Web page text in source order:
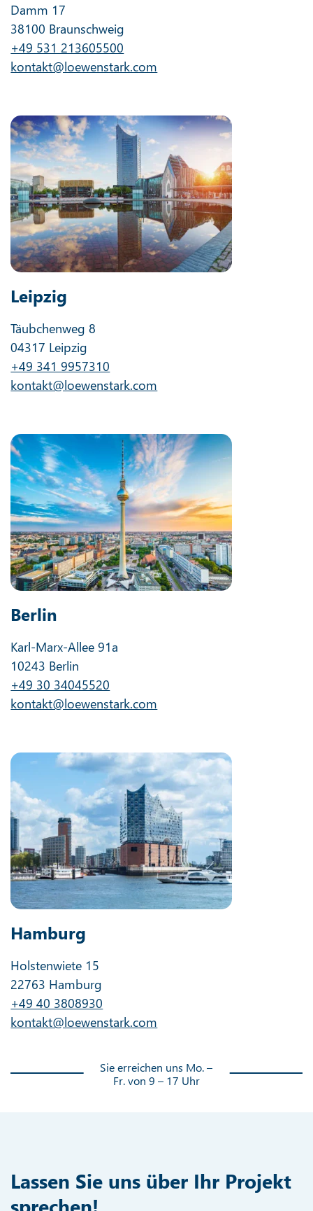
Damm 17
38100 Braunschweig
+49 531 213605500
kontakt@loewenstark.com
Leipzig
Täubchenweg 8
04317 Leipzig
+49 341 9957310
kontakt@loewenstark.com
Berlin
Karl-Marx-Allee 91a
10243 Berlin
+49 30 34045520
kontakt@loewenstark.com
Hamburg
Holstenwiete 15
22763 Hamburg
+49 40 3808930
kontakt@loewenstark.com
Sie erreichen uns Mo. –
Fr. von 9 – 17 Uhr
Lassen Sie uns über Ihr Projekt
sprechen!